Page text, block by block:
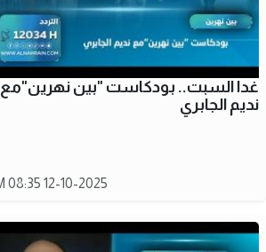
غدا السبت.. بودكاست "بين نهرين"مع
نديم الجابري
12-10-2025 08:35 PM